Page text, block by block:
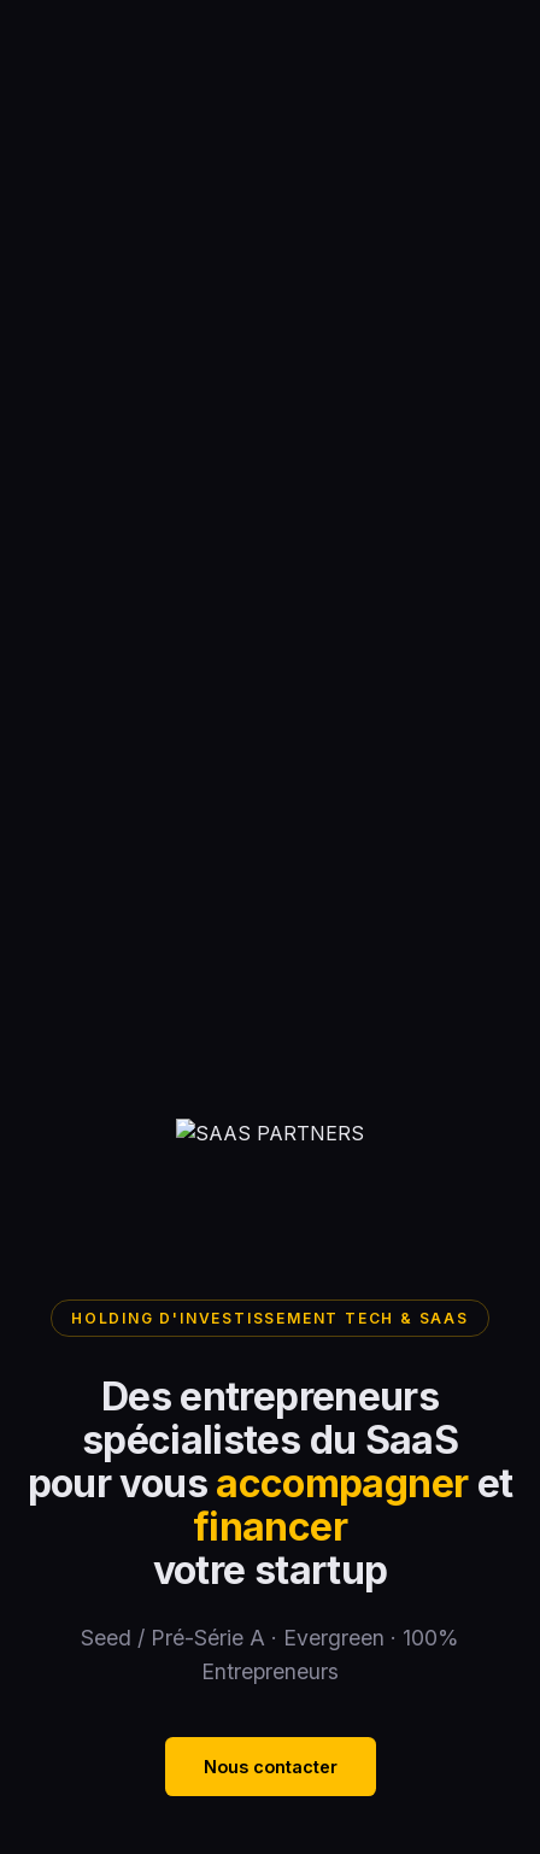
HOLDING D'INVESTISSEMENT TECH & SAAS
Des entrepreneurs
spécialistes du SaaS
pour vous accompagneret
financer
votre startup
Seed / Pré-Série A · Evergreen · 100%
Entrepreneurs
Nous contacter